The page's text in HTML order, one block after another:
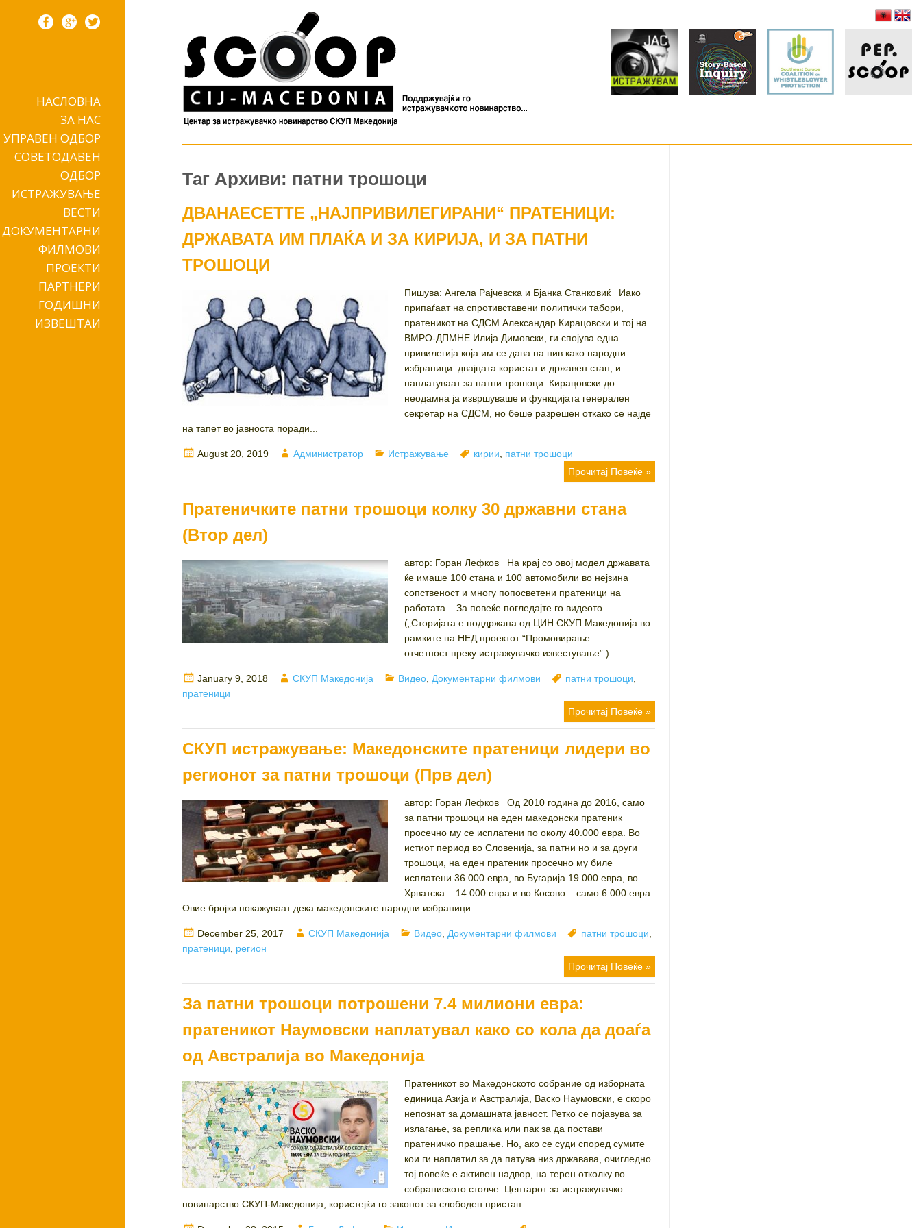
Skip to contentНАСЛОВНА
ЗА НАС
УПРАВЕН ОДБОР
СОВЕТОДАВЕН
ОДБОР
ИСТРАЖУВАЊЕ
ВЕСТИ
ДОКУМЕНТАРНИ
ФИЛМОВИ
ПРОЕКТИ
ПАРТНЕРИ
ГОДИШНИ
ИЗВЕШТАИ
Таг Архиви: патни трошоци
ДВАНАЕСЕТТЕ „НАЈПРИВИЛЕГИРАНИ“ ПРАТЕНИЦИ:
ДРЖАВАТА ИМ ПЛАЌА И ЗА КИРИЈА, И ЗА ПАТНИ
ТРОШОЦИ
Пишува: Ангела Рајчевска и Бјанка Станковиќ Иако
припаѓаат на спротивставени политички табори,
пратеникот на СДСМ Александар Кирацовски и тој на
ВМРО-ДПМНЕ Илија Димовски, ги спојува една
привилегија која им се дава на нив како народни
избраници: двајцата користат и државен стан, и
наплатуваат за патни трошоци. Кирацовски до
неодамна ја извршуваше и функцијата генерален
секретар на СДСМ, но беше разрешен откако се најде
на тапет во јавноста поради...
Posted
August 20, 2019 Author
Администратор Categories
Истражување Tags
кирии
патни трошоци
Прочитај Повеќе »
Пратеничките патни трошоци колку 30 државни стана
(Втор дел)
автор: Горан Лефков На крај со овој модел државата
ќе имаше 100 стана и 100 автомобили во нејзина
сопственост и многу попосветени пратеници на
работата. За повеќе погледајте го видеото.
(„Сторијата е поддржана од ЦИН СКУП Македонија во
рамките на НЕД проектот “Промовирање
отчетност преку истражувачко известување”.)
Posted
on
January 9, 2018 Author
СКУП Македонија Categories
Видео Документарни филмови Tags
патни трошоци
пратеници
Прочитај Повеќе »
СКУП истражување: Македонските пратеници лидери во
регионот за патни трошоци (Прв дел)
автор: Горан Лефков Од 2010 година до 2016, само
за патни трошоци на еден македонски пратеник
просечно му се исплатени по околу 40.000 евра. Во
истиот период во Словенија, за патни но и за други
трошоци, на еден пратеник просечно му биле
исплатени 36.000 евра, во Бугарија 19.000 евра, во
Хрватска – 14.000 евра и во Косово – само 6.000 евра.
Овие бројки покажуваат дека македонските народни избраници...
Posted
on
December 25, 2017 Author
СКУП Македонија Categories
Видео Документарни филмови Tags
патни трошоци
пратеници
регион
Прочитај Повеќе »
За патни трошоци потрошени 7.4 милиони евра:
пратеникот Наумовски наплатувал како со кола да доаѓа
од Австралија во Македонија
Пратеникот во Македонското собрание од изборната
единица Азија и Австралија, Васко Наумовски, е скоро
непознат за домашната јавност. Ретко се појавува за
излагање, за реплика или пак за да постави
пратеничко прашање. Но, ако се суди според сумите
кои ги наплатил за да патува низ државава, очигледно
тој повеќе е активен надвор, на терен отколку во
собраниското столче. Центарот за истражувачко
новинарство СКУП-Македонија, користејќи го законот за слободен пристап...